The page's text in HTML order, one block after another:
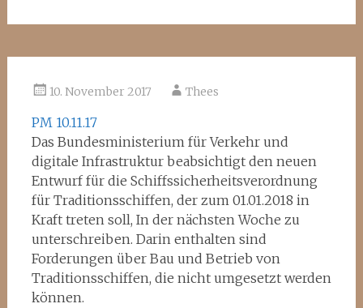
10. November 2017 Thees
PM 10.11.17
Das Bundesministerium für Verkehr und
digitale Infrastruktur beabsichtigt den neuen
Entwurf für die Schiffssicherheitsverordnung
für Traditionsschiffen, der zum 01.01.2018 in
Kraft treten soll, In der nächsten Woche zu
unterschreiben. Darin enthalten sind
Forderungen über Bau und Betrieb von
Traditionsschiffen, die nicht umgesetzt werden
können.